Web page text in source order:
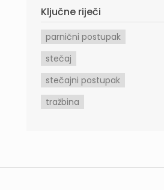
Ključne riječi
parnični postupak
stečaj
stečajni postupak
tražbina